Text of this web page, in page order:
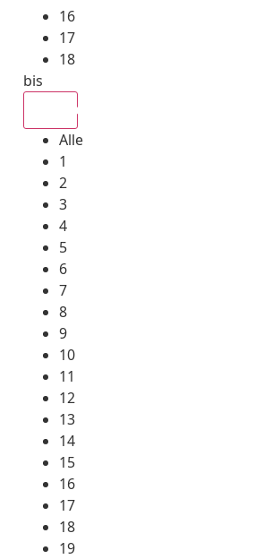
16
17
18
bis
Alle
1
2
3
4
5
6
7
8
9
10
11
12
13
14
15
16
17
18
19